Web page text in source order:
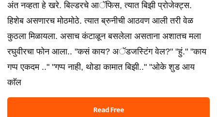
अंत नव्हता हे खरे. बिल्डरचे आॅफिस, त्यात बिझी प्रोजेक्ट्स.
हिशेब असणारच मोठमोठे. त्यात ब्रुनीची आठवण आली तरी वेळ
कुठला मिळायला. असाच कंटाळून बसलेला असताना अशातच मला
रघुवीरचा फोन आला.. "कसं काय? अॅडजस्टिंग वेल?" "हुं." "काय
गप्प एकदम .." "गप्प नाही, थोडा कामात बिझी.." "ओके शुड आय
काॅल
Read Free